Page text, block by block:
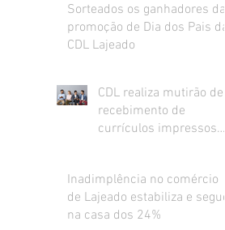
Sorteados os ganhadores da
promoção de Dia dos Pais da
CDL Lajeado
CDL realiza mutirão de
recebimento de
currículos impressos
Inadimplência no comércio
de Lajeado estabiliza e segue
na casa dos 24%